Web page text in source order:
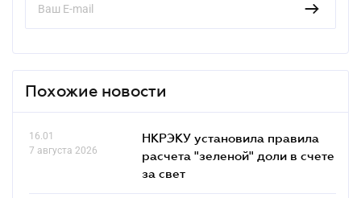
Похожие новости
16.01
7 августа 2026
НКРЭКУ установила правила
расчета "зеленой" доли в счете
за свет